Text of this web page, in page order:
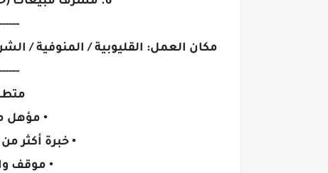
مكان العمل: القليوبية / المنوفية /
• مؤهل
• خبرة أكثر
• موقف